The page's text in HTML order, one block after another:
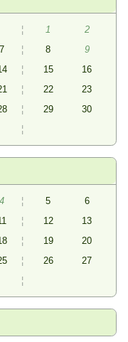
¦ 1
2
7 ¦ 8
9
¦ 15
16
¦ 22
23
¦ 29
30
¦
4 ¦ 5
6
¦ 12
13
¦ 19
20
¦ 26
27
¦